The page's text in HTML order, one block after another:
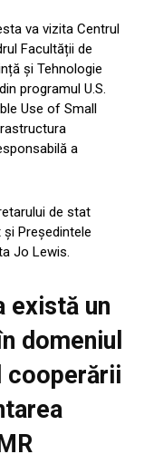
va vizita Centrul
Facultății de
și Tehnologie
programul U.S.
Use of Small
a
de stat
Președintele
Jo Lewis.
există un
domeniul
cooperării